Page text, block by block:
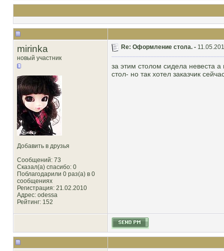
mirinka
новый участник
Добавить в друзья
Сообщений: 73
Сказал(а) спасибо: 0
Поблагодарили 0 раз(а) в 0
сообщениях
Регистрация: 21.02.2010
Адрес: odessa
Рейтинг: 152
Re: Оформление стола. -
за этим столом сидела невеста
стол- но так хотел заказчик